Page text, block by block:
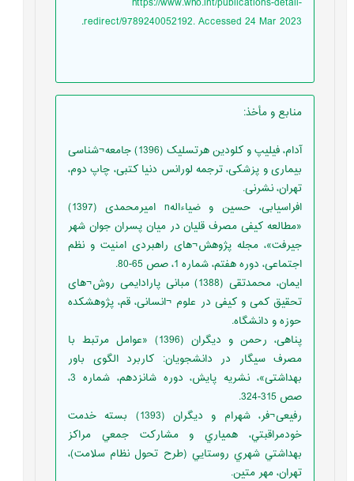
redirect/9789240052192. Accessed 24 Mar 2023
.
منابع و مأخذ:
آدام، فیلیپ و کلودین هرتسلیک (1396) جامعه¬شناسی
بیماری و پزشکی، ترجمه لورانس دنیا کتبی، چاپ دوم،
تهران، نشرنی.
افراسیابی، حسین و ضیاءالهn امیرمحمدی (1397)
«مطالعه کیفی مصرف قلیان در میان پسران جوان شهر
جیرفت»، مجله پژوهش¬های راهبردی امنیت و نظم
اجتماعی، دوره هفتم، شماره 1، صص 65-80.
ایمان، محمدتقی (1388) مبانی پارادایمی روش¬های
تحقیق کمی و کیفی در علوم ¬انسانی، قم، پژوهشکده
حوزه و دانشگاه.
پناهی، رحمن و دیگران (1396) «عوامل مرتبط با
مصرف سیگار در دانشجویان: کاربرد الگوی باور
بهداشتی»، نشریه پایش، دوره شانزدهم، شماره 3،
صص 315-324.
رفیعی¬فر، شهرام و دیگران (1393) بسته خدمت
خودمراقبتي، همياري و مشاركت جمعي مراكز
بهداشتي شهري روستايي (طرح تحول نظام سلامت)،
تهران، مهر متین.